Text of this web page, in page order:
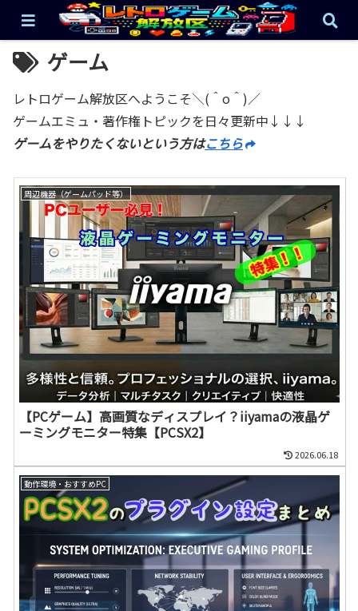
ゲーム
レトロゲーム解放区へようこそ＼(＾o＾)／
ゲームエミュ・著作権トピックを日々更新中↓↓↓
ゲームをやりたくないという方はこちら
周辺機器（ゲームパッド等）
【PCゲーム】高画質なディスプレイ？iiyamaの液晶ゲ
ーミングモニター特集【PCSX2】
2026.06.18
動作環境・おすすめPC